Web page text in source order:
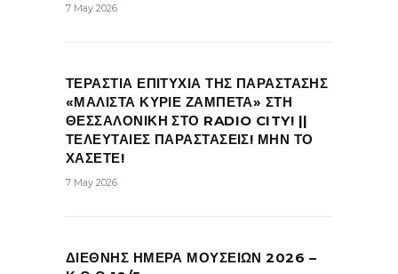
7 May 2026
ΤΕΡΑΣΤΙΑ ΕΠΙΤΥΧΙΑ ΤΗΣ ΠΑΡΑΣΤΑΣΗΣ
«ΜΑΛΙΣΤΑ ΚΥΡΙΕ ΖΑΜΠΕΤΑ» ΣΤΗ
ΘΕΣΣΑΛΟΝΙΚΗ ΣΤΟ RADIO CITY! ||
ΤΕΛΕΥΤΑΙΕΣ ΠΑΡΑΣΤΑΣΕΙΣ! ΜΗΝ ΤΟ
ΧΑΣΕΤΕ!
7 May 2026
ΔΙΕΘΝΗΣ ΗΜΕΡΑ ΜΟΥΣΕΙΩΝ 2026 –